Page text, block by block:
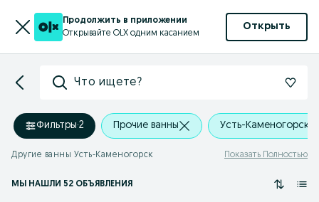
Продолжить в приложении
Открывайте OLX одним касанием
Открыть
Что ищете?
Фильтры·2 Прочие ванны Усть-Каменогорск
Другие ванны Усть-Каменогорск Показать Полностью
МЫ НАШЛИ 52 ОБЪЯВЛЕНИЯ